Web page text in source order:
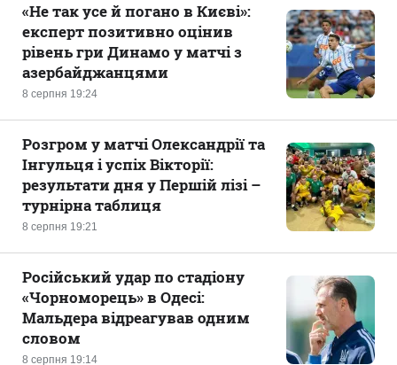
8 серпня 19:24
«Не так усе й погано в Києві»:
експерт позитивно оцінив
рівень гри Динамо у матчі з
азербайджанцями
8 серпня 19:21
Розгром у матчі Олександрії та
Інгульця і успіх Вікторії:
результати дня у Першій лізі –
турнірна таблиця
8 серпня 19:14
Російський удар по стадіону
«Чорноморець» в Одесі:
Мальдера відреагував одним
словом